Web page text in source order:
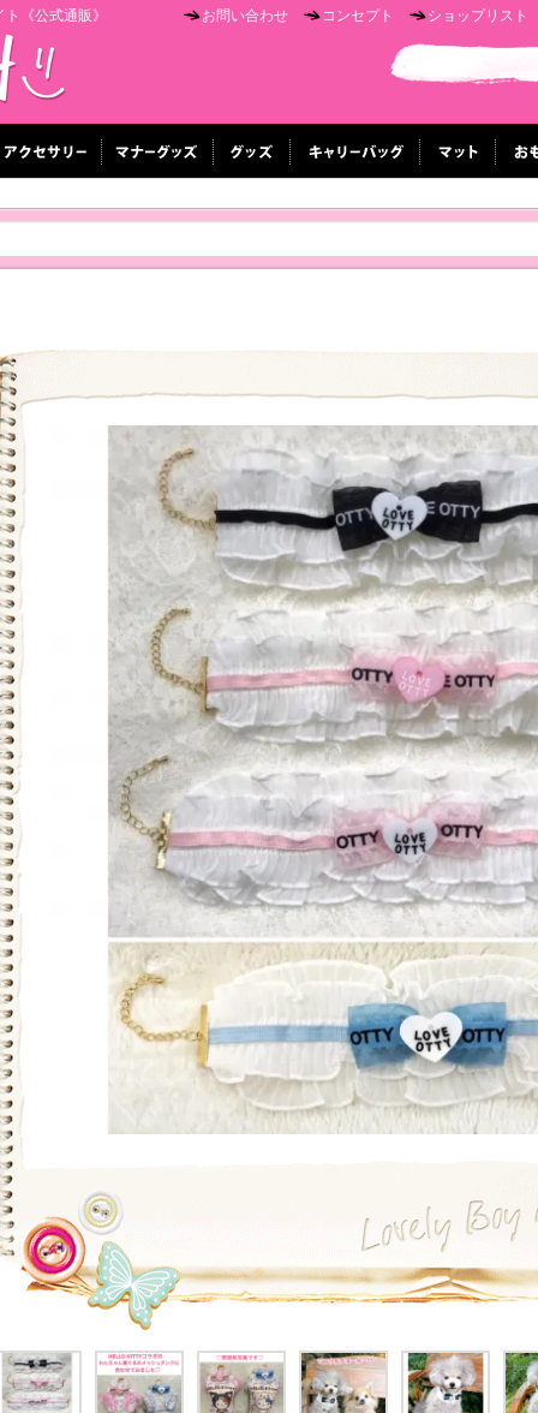
《公式通販》 ショップリスト
コンセプト
お問い合わせ